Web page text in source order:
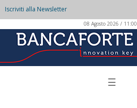
Iscriviti alla Newsletter
08 Agosto 2026 / 11:00
☰